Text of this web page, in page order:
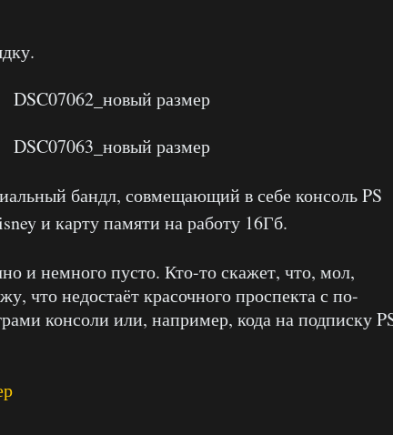
бандл, совмещающий в себе консоль PS
и карту памяти на работу 16Гб.
и немного пусто. Кто-то скажет, что, мол,
что недостаёт красочного проспекта с по-
консоли или, например, кода на подписку